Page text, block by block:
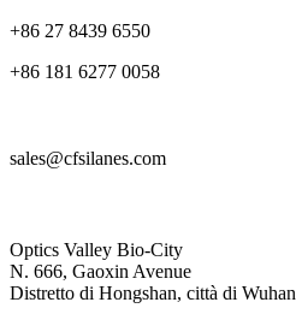
+86 27 8439 6550
+86 181 6277 0058
sales@cfsilanes.com
Optics Valley Bio-City
N. 666, Gaoxin Avenue
Distretto di Hongshan, città di Wuhan